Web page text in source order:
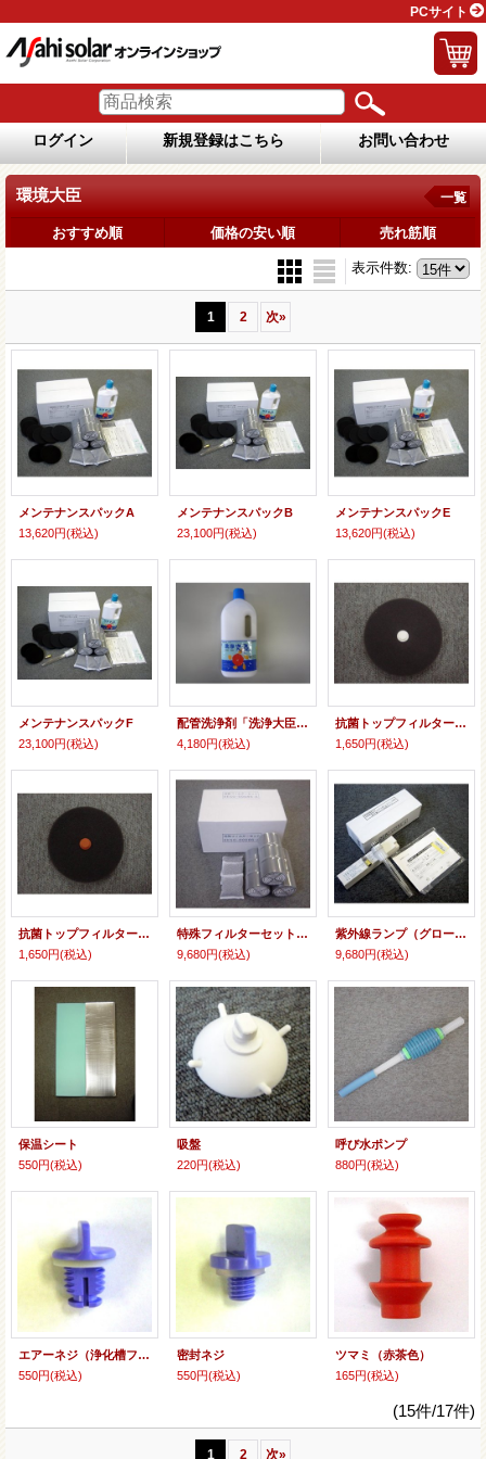
PCサイト
ログイン 新規登録はこちら お問い合わせ
環境大臣 一覧
おすすめ順 価格の安い順 売れ筋順
表示件数:
1 2 次»
メンテナンスパックA
13,620円(税込)
メンテナンスパックB
23,100円(税込)
メンテナンスパックE
13,620円(税込)
メンテナンスパックF
23,100円(税込)
配管洗浄剤「洗浄大臣（スケールクリーナ）」
4,180円(税込)
抗菌トップフィルターA (6枚)
1,650円(税込)
抗菌トップフィルターB(6枚)
1,650円(税込)
特殊フィルターセット（「特殊フィルター」・「活性炭ボール」3組）
9,680円(税込)
紫外線ランプ（グローランプ付）
9,680円(税込)
保温シート
550円(税込)
吸盤
220円(税込)
呼び水ポンプ
880円(税込)
エアーネジ（浄化槽フタ部、浄化槽底部、泡出しツマミ）
550円(税込)
密封ネジ
550円(税込)
ツマミ（赤茶色）
165円(税込)
(15件/17件)
1 2 次»